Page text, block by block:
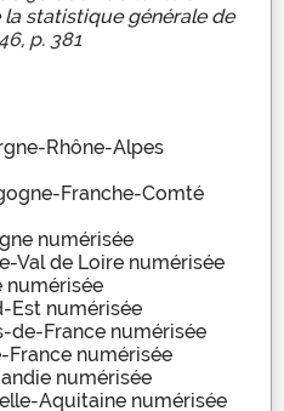
statistique générale de
p. 381
Rhône-Alpes
Franche-Comté
numérisée
Val de Loire numérisée
numérisée
Est numérisée
de-France numérisée
France numérisée
numérisée
Aquitaine numérisée